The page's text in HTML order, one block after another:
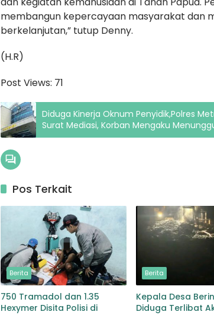
membangun kepercayaan masyarakat dan
berkelanjutan,” tutup Denny.
(H.R)
Post Views: 71
Diduga Kinerja Oknum Penyidik,Polres
Surat Mediasi, Korban Mengaku
Pos Terkait
Berita
750 Tramadol dan 1.35
Hexymer Disita Polisi di
Berita
Kepala Desa
Diduga Terlibat